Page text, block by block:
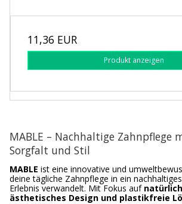
11,36 EUR
Produkt anzeigen
MABLE – Nachhaltige Zahnpflege
Sorgfalt und Stil
MABLE ist eine innovative und
deine tägliche Zahnpflege in ein
Erlebnis verwandelt. Mit Fokus auf
ästhetisches Design und plastikfreie